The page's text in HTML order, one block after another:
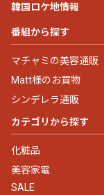
韓国ロケ地情報
番組から探す
マチャミの美容通販
Matt様のお買物
シンデレラ通販
カテゴリから探す
化粧品
美容家電
SALE